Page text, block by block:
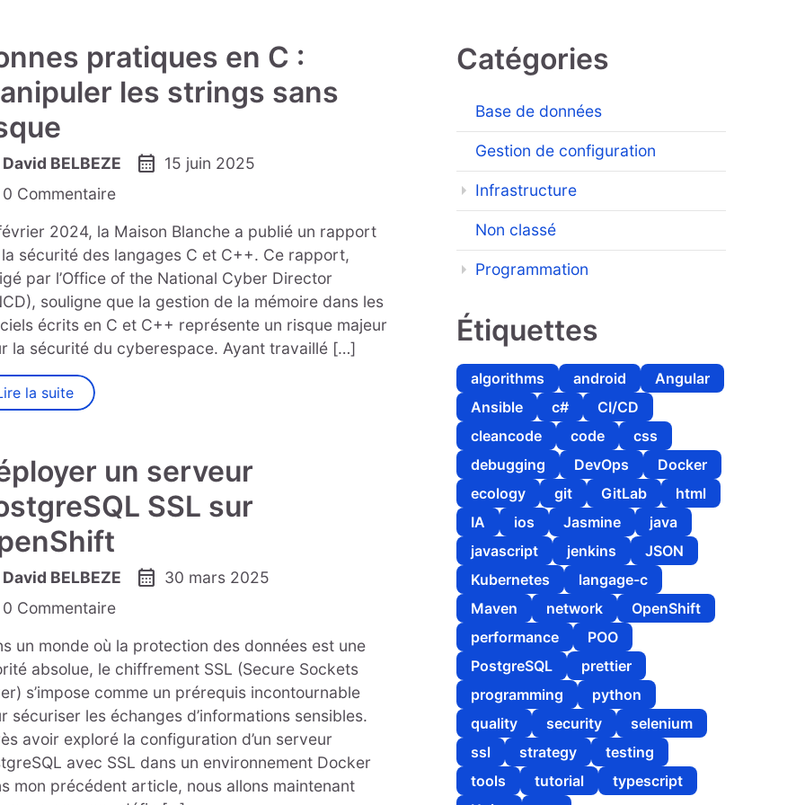
pratiques en C :
les strings sans
David BELBEZE calendar_month 15 juin 2025
0 Commentaire
2024, la Maison Blanche a publié un rapport
sécurité des langages C et C++. Ce rapport,
par l’Office of the National Cyber Director
souligne que la gestion de la mémoire dans les
écrits en C et C++ représente un risque majeur
la sécurité du cyberespace. Ayant travaillé […]
la suite
un serveur
SSL sur
David BELBEZE calendar_month 30 mars 2025
0 Commentaire
un monde où la protection des données est une
absolue, le chiffrement SSL (Secure Sockets
s’impose comme un prérequis incontournable
sécuriser les échanges d’informations sensibles.
avoir exploré la configuration d’un serveur
avec SSL dans un environnement Docker
mon précédent article, nous allons maintenant
Catégories
Base de données
Gestion de configuration
Infrastructure
Non classé
Programmation
Étiquettes
algorithms android
Angular
Ansible
c#
CI/CD
cleancode
code
css
debugging
DevOps
Docker
ecology
git GitLab
html
IA
ios Jasmine
java
javascript
jenkins
JSON
Kubernetes
langage-c
Maven
network
OpenShift
performance
POO
PostgreSQL
prettier
programming
python
quality
security
selenium
ssl
strategy
testing
tools
tutorial
typescript